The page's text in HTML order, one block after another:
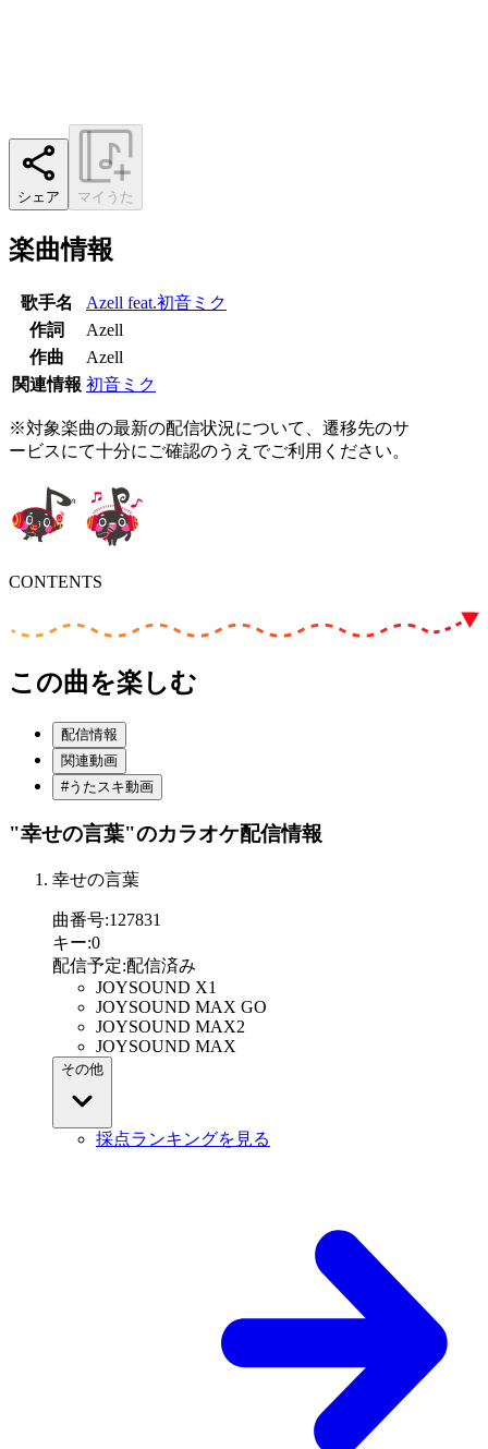
シェア マイうた
楽曲情報
歌手名
Azell feat.初音ミク
作詞
Azell
作曲
Azell
関連情報 初音ミク
※対象楽曲の最新の配信状況について、遷移先のサ
ービスにて十分にご確認のうえでご利用ください。
CONTENTS
この曲を楽しむ
配信情報
関連動画
#うたスキ動画
"幸せの言葉"のカラオケ配信情報
幸せの言葉
曲番号:127831
キー:0
配信予定:配信済み
JOYSOUND X1
JOYSOUND MAX GO
JOYSOUND MAX2
JOYSOUND MAX
その他
採点ランキングを見る